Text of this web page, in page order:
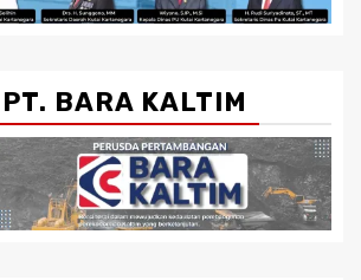
BARA KALTIM